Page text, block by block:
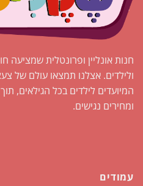
חנות אונליין ופרונטלית שמציעה
ולילדים. אצלנו תמצאו עולם של
המיועדים לילדים בכל הגילאים,
ומחירים נגישים.
עמודים